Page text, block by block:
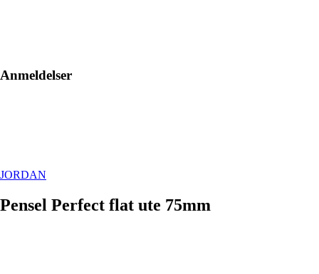
Anmeldelser
JORDAN
Pensel Perfect flat ute 75mm